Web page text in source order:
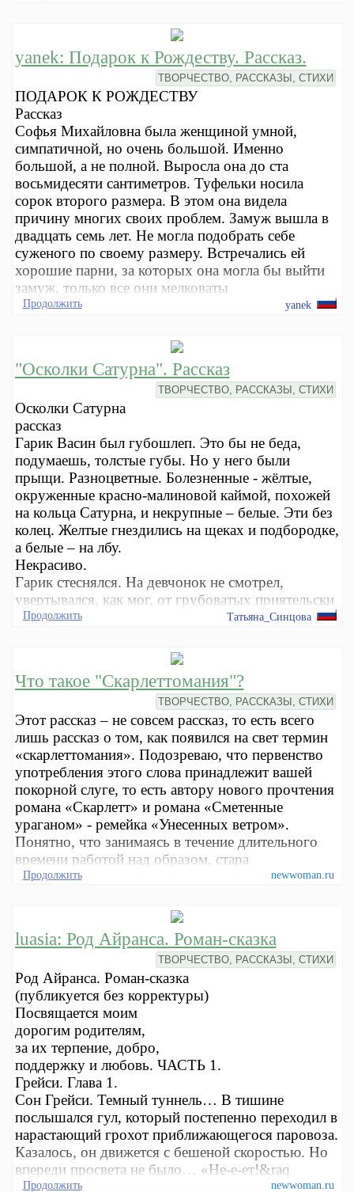
yanek: Подарок к Рождеству. Рассказ.
ТВОРЧЕСТВО, РАССКАЗЫ, СТИХИ
ПОДАРОК К РОЖДЕСТВУ
Рассказ
Софья Михайловна была женщиной умной,
симпатичной, но очень большой. Именно
большой, а не полной. Выросла она до ста
восьмидесяти сантиметров. Туфельки носила
сорок второго размера. В этом она видела
причину многих своих проблем. Замуж вышла в
двадцать семь лет. Не могла подобрать себе
суженого по своему размеру. Встречались ей
хорошие парни, за которых она могла бы выйти
замуж, только все они мелковаты
Продолжить yanek
"Осколки Сатурна". Рассказ
ТВОРЧЕСТВО, РАССКАЗЫ, СТИХИ
Осколки Сатурна
рассказ
Гарик Васин был губошлеп. Это бы не беда,
подумаешь, толстые губы. Но у него были
прыщи. Разноцветные. Болезненные - жёлтые,
окруженные красно-малиновой каймой, похожей
на кольца Сатурна, и некрупные – белые. Эти без
колец. Желтые гнездились на щеках и подбородке,
а белые – на лбу.
Некрасиво.
Гарик стеснялся. На девчонок не смотрел,
увертывался, как мог, от грубоватых приятельски
Продолжить Татьяна_Синцова
Что такое "Скарлеттомания"?
ТВОРЧЕСТВО, РАССКАЗЫ, СТИХИ
Этот рассказ – не совсем рассказ, то есть всего
лишь рассказ о том, как появился на свет термин
«скарлеттомания». Подозреваю, что первенство
употребления этого слова принадлежит вашей
покорной слуге, то есть автору нового прочтения
романа «Скарлетт» и романа «Сметенные
ураганом» - ремейка «Унесенных ветром».
Понятно, что занимаясь в течение длительного
времени работой над образом, стара
Продолжить newwoman.ru
luasia: Род Айранса. Роман-сказка
ТВОРЧЕСТВО, РАССКАЗЫ, СТИХИ
Род Айранса. Роман-сказка
(публикуется без корректуры)
Посвящается моим
дорогим родителям,
за их терпение, добро,
поддержку и любовь. ЧАСТЬ 1.
Грейси. Глава 1.
Сон Грейси. Темный туннель… В тишине
послышался гул, который постепенно переходил в
нарастающий грохот приближающегося паровоза.
Казалось, он движется с бешеной скоростью. Но
впереди просвета не было… «Не-е-ет!&raq
Продолжить newwoman.ru